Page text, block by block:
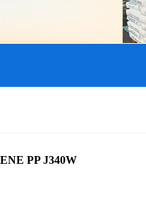
PP J340W